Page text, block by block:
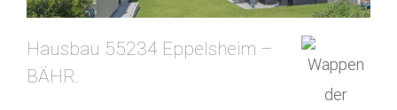
Hausbau 55234 Eppelsheim –
BÄHR.